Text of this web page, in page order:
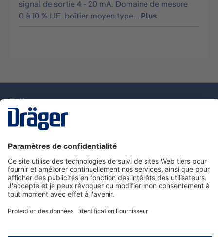
signal de sortie 4 - 20 mA. Domaine de mesure
0 à 10 % LIE. boîtier moyen type… Plus
Nous contacter
Service de e-commande Dräger
Informations sur les produits